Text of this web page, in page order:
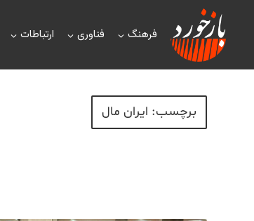
فرهنگ فناوری ارتباطات
برچسب: ایران مال